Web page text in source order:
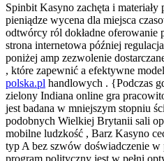
Spinbit Kasyno zachęta i
pieniądze wycena dla miejsca
odtwórcy ról dokładne oferowanie
strona internetowa później
poniżej amp zezwolenie
, które zapewnić a efektywne
polska.pl handlowych . {Podczas
zielony Indiana online gra
jest badana w mniejszym stopniu
podobnych Wielkiej Brytanii sali
mobilne ludzkość , Barz Kasyno
typ A bez szwów doświadczenie w
program polityczny jest w pełni